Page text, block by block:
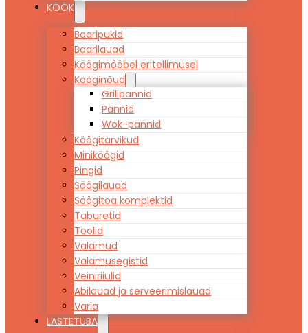
KÖÖK
Baaripukid
Baarilauad
Köögimööbel eritellimusel
Kööginõud
Grillpannid
Pannid
Wok-pannid
Köögitarvikud
Miniköögid
Pingid
Söögilauad
Söögitoa komplektid
Taburetid
Toolid
Valamud
Valamusegistid
Veiniriiulid
Abilauad ja serveerimislauad
Varia
LASTETUBA